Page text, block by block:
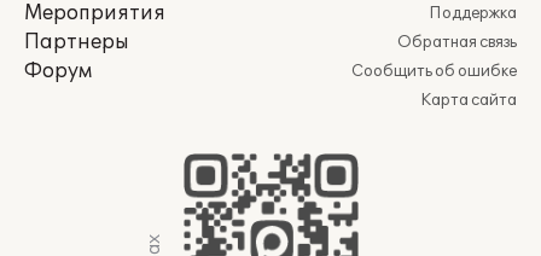
Мероприятия
Партнеры
Форум
Поддержка
Обратная связь
Сообщить об ошибке
Карта сайта